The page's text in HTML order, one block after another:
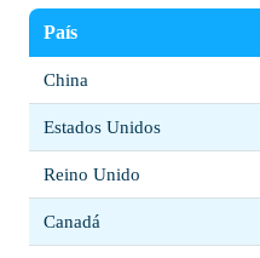
País
China
Estados Unidos
Reino Unido
Canadá